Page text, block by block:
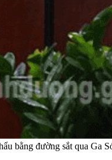
bằng đường sắt qua Ga